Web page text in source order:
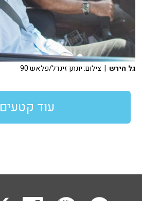
גל הירש | צילום: יונתן זינדל/פלאש 90
עוד קטעים